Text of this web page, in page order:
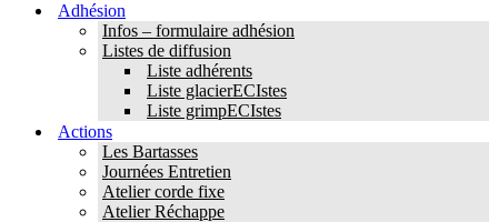
Adhésion
Infos – formulaire adhésion
Listes de diffusion
Liste adhérents
Liste glacierECIstes
Liste grimpECIstes
Actions
Les Bartasses
Journées Entretien
Atelier corde fixe
Atelier Réchappe